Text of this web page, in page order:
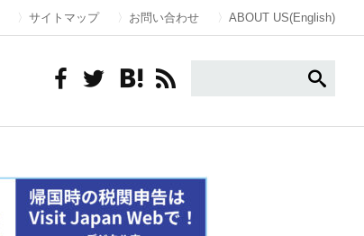
サイトマップ お問い合わせ ABOUT US(English)